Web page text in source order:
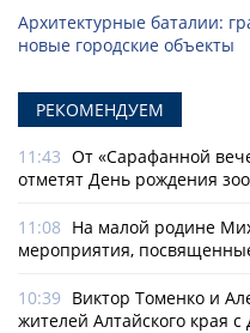
Архитектурные баталии:
новые городские объекты
РЕКОМЕНДУЕМ
11:43 От «Сарафанной
отметят День рождения
11:08 На малой родине
мероприятия,
10:39 Виктор Томенко и
жителей Алтайского края